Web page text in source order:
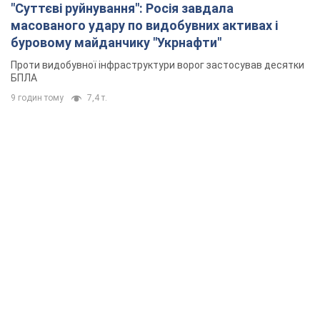
"Суттєві руйнування": Росія завдала
масованого удару по видобувних активах і
буровому майданчику "Укрнафти"
Проти видобувної інфраструктури ворог застосував десятки
БПЛА
9 годин тому 7,4 т.